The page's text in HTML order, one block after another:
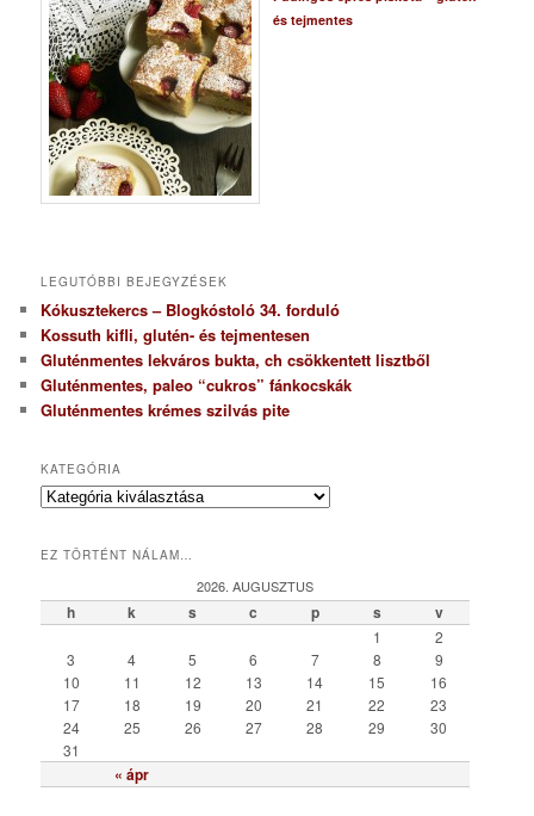
és tejmentes
LEGUTÓBBI BEJEGYZÉSEK
Kókusztekercs – Blogkóstoló 34. forduló
Kossuth kifli, glutén- és tejmentesen
Gluténmentes lekváros bukta, ch csökkentett lisztből
Gluténmentes, paleo “cukros” fánkocskák
Gluténmentes krémes szilvás pite
KATEGÓRIA
K
e
r
EZ TÖRTÉNT NÁLAM…
2026. AUGUSZTUS
h k s c p s v
« ápr
1
2
3
4 5 6 7 8
9
10
11 12 13 14 15
16
17
18 19 20 21 22
23
24
25 26 27 28 29
30
31